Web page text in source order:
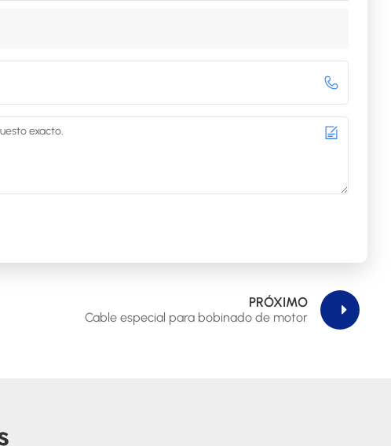
PRÓXIMO
Cable especial para bobinado de motor